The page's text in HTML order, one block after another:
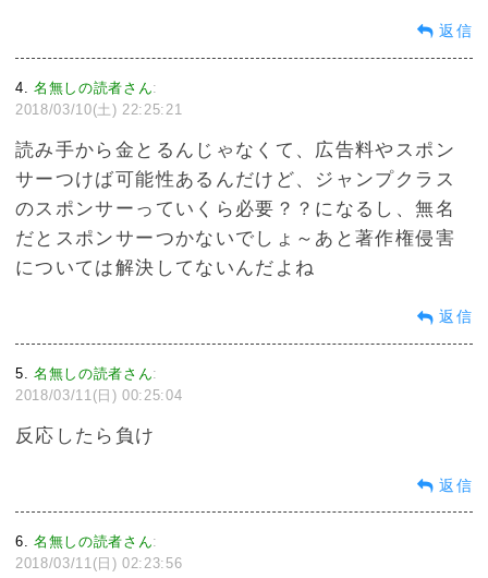
返信
4 名無しの読者さん:
2018/03/10(土) 22:25:21
読み手から金とるんじゃなくて、広告料やスポン
サーつけば可能性あるんだけど、ジャンプクラス
のスポンサーっていくら必要？？になるし、無名
だとスポンサーつかないでしょ～あと著作権侵害
については解決してないんだよね
返信
5 名無しの読者さん:
2018/03/11(日) 00:25:04
反応したら負け
返信
6 名無しの読者さん:
2018/03/11(日) 02:23:56